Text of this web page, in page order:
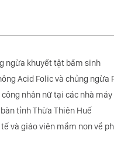
ngừa khuyết tật bẩm sinh
Acid Folic và chủng ngừa
nhân nữ tại các nhà
tỉnh Thừa Thiên Huế
tế và giáo viên mầm non về